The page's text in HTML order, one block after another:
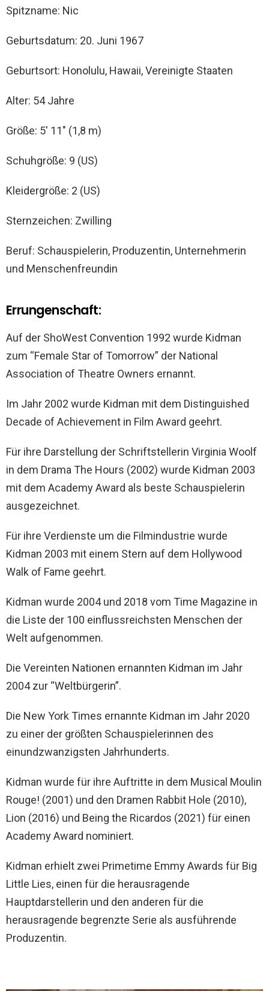
Spitzname: Nic
Geburtsdatum: 20. Juni 1967
Geburtsort: Honolulu, Hawaii, Vereinigte Staaten
Alter: 54 Jahre
Größe: 5′ 11″ (1,8 m)
Schuhgröße: 9 (US)
Kleidergröße: 2 (US)
Sternzeichen: Zwilling
Beruf: Schauspielerin, Produzentin, Unternehmerin
und Menschenfreundin
Errungenschaft:
Auf der ShoWest Convention 1992 wurde Kidman
zum “Female Star of Tomorrow” der National
Association of Theatre Owners ernannt.
Im Jahr 2002 wurde Kidman mit dem Distinguished
Decade of Achievement in Film Award geehrt.
Für ihre Darstellung der Schriftstellerin Virginia Woolf
in dem Drama The Hours (2002) wurde Kidman 2003
mit dem Academy Award als beste Schauspielerin
ausgezeichnet.
Für ihre Verdienste um die Filmindustrie wurde
Kidman 2003 mit einem Stern auf dem Hollywood
Walk of Fame geehrt.
Kidman wurde 2004 und 2018 vom Time Magazine in
die Liste der 100 einflussreichsten Menschen der
Welt aufgenommen.
Die Vereinten Nationen ernannten Kidman im Jahr
2004 zur “Weltbürgerin”.
Die New York Times ernannte Kidman im Jahr 2020
zu einer der größten Schauspielerinnen des
einundzwanzigsten Jahrhunderts.
Kidman wurde für ihre Auftritte in dem Musical Moulin
Rouge! (2001) und den Dramen Rabbit Hole (2010),
Lion (2016) und Being the Ricardos (2021) für einen
Academy Award nominiert.
Kidman erhielt zwei Primetime Emmy Awards für Big
Little Lies, einen für die herausragende
Hauptdarstellerin und den anderen für die
herausragende begrenzte Serie als ausführende
Produzentin.